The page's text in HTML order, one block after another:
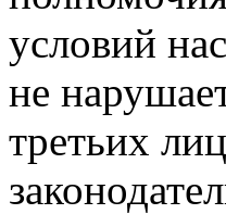
условий
не
третьих